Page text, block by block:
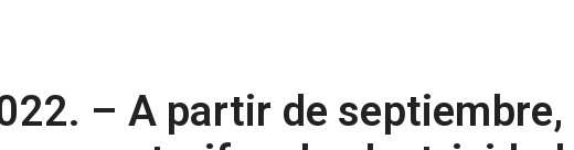
– A partir de septiembre,